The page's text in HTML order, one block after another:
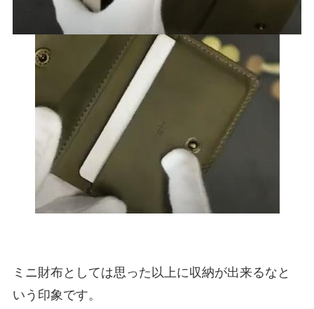
ミニ財布としては思った以上に収納が出来るなと
いう印象です。